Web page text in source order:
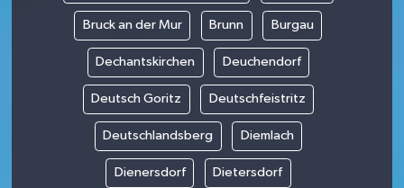
Bruck an der Mur Brunn Burgau
Dechantskirchen Deuchendorf
Deutsch Goritz Deutschfeistritz
Deutschlandsberg Diemlach
Dienersdorf Dietersdorf